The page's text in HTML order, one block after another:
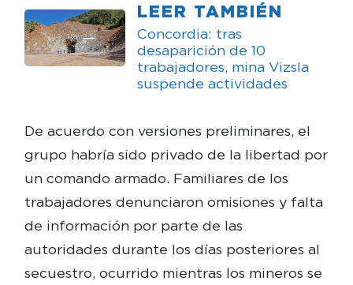
LEER TAMBIÉN
Concordia: tras
desaparición de 10
trabajadores, mina Vizsla
suspende actividades
De acuerdo con versiones preliminares, el
grupo habría sido privado de la libertad por
un comando armado. Familiares de los
trabajadores denunciaron omisiones y falta
de información por parte de las
autoridades durante los días posteriores al
secuestro, ocurrido mientras los mineros se